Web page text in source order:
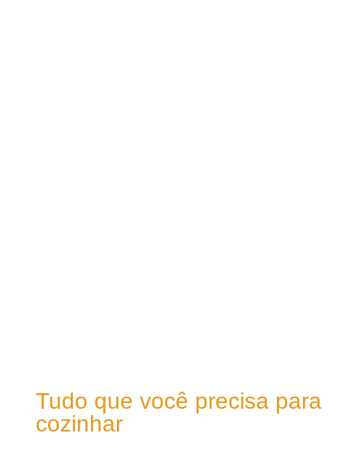
Tudo que você precisa para
cozinhar